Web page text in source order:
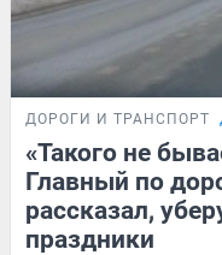
ДОРОГИ И ТРАНСПОРТ
«Такого не
Главный по
рассказал,
праздники